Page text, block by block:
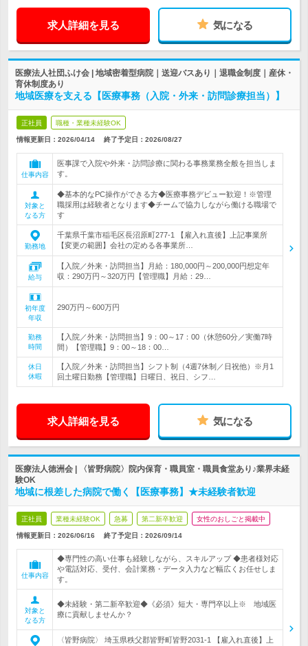
求人詳細を見る 気になる
医療法人社団ふけ会 | 地域密着型病院｜送迎バスあり｜退職金制度｜産休・
育休制度あり
地域医療を支える【医療事務（入院・外来・訪問診療担当）】
正社員 職種・業種未経験OK
情報更新日：2026/04/14 終了予定日： 2026/08/27
仕事内容
医事課で入院や外来・訪問診療に関わる事務業務全般を担当しま
す。
対象と
なる方
◆基本的なPC操作ができる方◆医療事務デビュー歓迎！※管理
職採用は経験者となります◆チームで協力しながら働ける職場で
す
勤務地
千葉県千葉市稲毛区長沼原町277-1 【雇入れ直後】上記事業所
【変更の範囲】会社の定める各事業所…
給与
【入院／外来・訪問担当】月給：180,000円～200,000円想定年
収：290万円～320万円【管理職】月給：29…
初年度
年収
290万円～600万円
勤務
時間
【入院／外来・訪問担当】9：00～17：00（休憩60分／実働7時
間）【管理職】9：00～18：00…
休日
休暇
【入院／外来・訪問担当】シフト制（4週7休制／日祝他）※月1
回土曜日勤務【管理職】日曜日、祝日、シフ…
求人詳細を見る 気になる
医療法人徳洲会 | 〈皆野病院〉院内保育・職員室・職員食堂あり♪業界未経
験OK
地域に根差した病院で働く【医療事務】★未経験者歓迎
正社員 業種未経験OK 急募 第二新卒歓迎 女性のおしごと掲載中
情報更新日：2026/06/16 終了予定日： 2026/09/14
仕事内容
◆専門性の高い仕事も経験しながら、スキルアップ ◆患者様対応
や電話対応、受付、会計業務・データ入力など幅広くお任せしま
す。
対象と
なる方
◆未経験・第二新卒歓迎◆《必須》短大・専門卒以上※ 地域医
療に貢献しませんか？
〈皆野病院〉 埼玉県秩父郡皆野町皆野2031-1 【雇入れ直後】上